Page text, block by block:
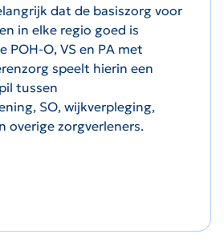
dat de basiszorg voor
in elke regio goed is
POH-O, VS en PA met
speelt hierin een
tussen
SO, wijkverpleging,
overige zorgverleners.